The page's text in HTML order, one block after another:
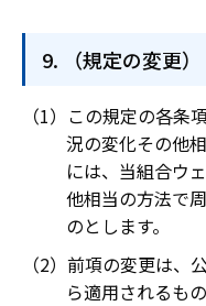
（規定の変更）
この規定の各条
況の変化その他
には、当組合ウ
他相当の方法で
のとします。
前項の変更は、
ら適用されるも